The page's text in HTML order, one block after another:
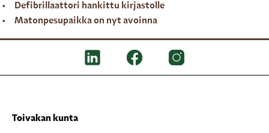
Defibrillaattori hankittu kirjastolle
Matonpesupaikka on nyt avoinna
Toivakan kunta